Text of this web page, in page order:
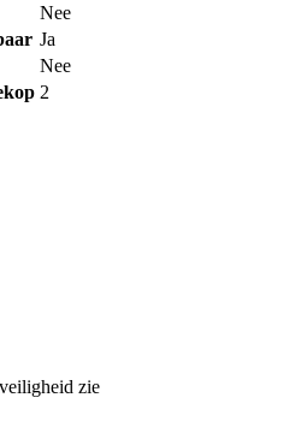
Nee
Ja
Nee
2
zie